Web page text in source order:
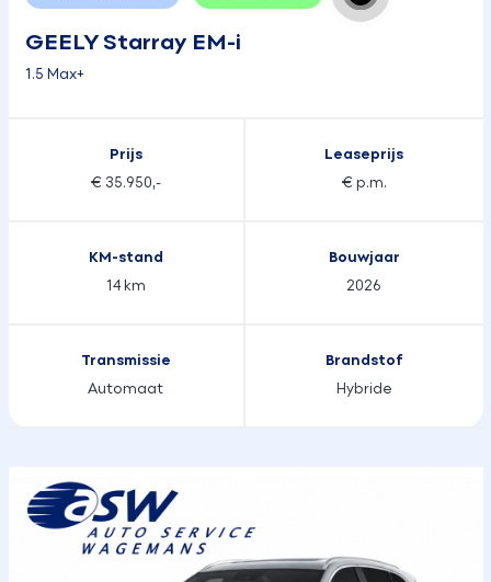
GEELY Starray EM-i
1.5 Max+
Prijs
€ 35.950,-
Leaseprijs
€ p.m.
KM-stand
14 km
Bouwjaar
2026
Transmissie
Automaat
Brandstof
Hybride